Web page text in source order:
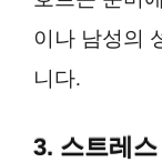
이나 남성의
니다.
3. 스트레